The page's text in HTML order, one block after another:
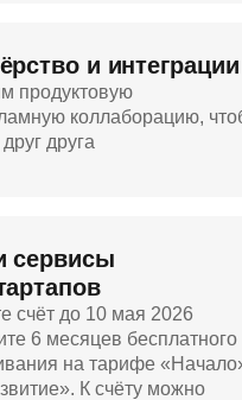
сервисы
счёт до 10 мая 2026
6 месяцев бесплатного
на тарифе
К счёту можно
и интеграции
продуктовую
коллаборацию,
друга